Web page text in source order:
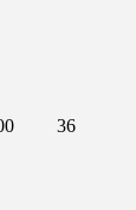
36